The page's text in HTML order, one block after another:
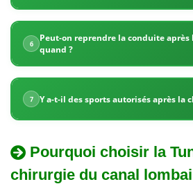
des
prix
très
compétitifs,
des
6
Peut-on reprendre la conduite
quand ?
7 Y a-t-il des sports autorisés après la
Pourquoi choisir la
chirurgie du canal